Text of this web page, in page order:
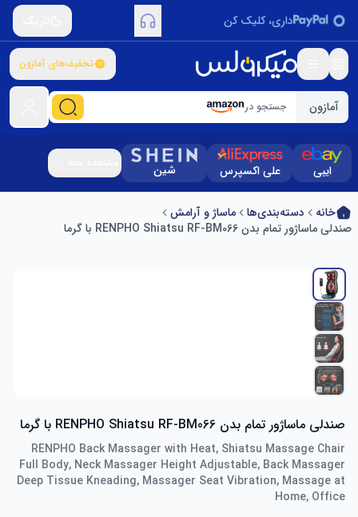
داری، کلیک کن
تخفیف‌های آمازون
آمازون جستجو در
ایبی علی اکسپرس شین
خانه دسته‌بندی‌ها
ماساژ و آرامش
صندلی ماساژور تمام بدن RENPHO Shiatsu RF-BM066 با گرما
صندلی ماساژور تمام بدن RENPHO Shiatsu RF-BM066 با گرما
RENPHO Back Massager with Heat, Shiatsu Massage Chair
Full Body, Neck Massager Height Adjustable, Back Massager
Deep Tissue Kneading, Massager Seat Vibration, Massage at
Home, Office